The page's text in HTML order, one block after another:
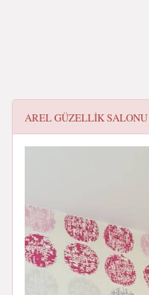
AREL GÜZELLIK SALONU